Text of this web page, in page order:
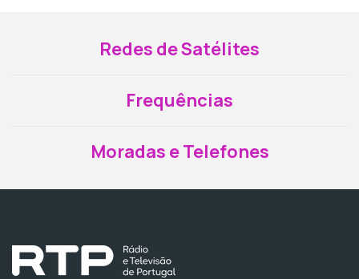
Redes de Satélites
Frequências
Moradas e Telefones